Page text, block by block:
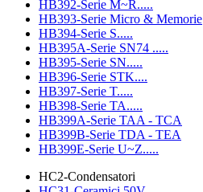
HB392-Serie M~R.....
HB393-Serie Micro & Memorie
HB394-Serie S.....
HB395A-Serie SN74 .....
HB395-Serie SN.....
HB396-Serie STK....
HB397-Serie T.....
HB398-Serie TA.....
HB399A-Serie TAA - TCA
HB399B-Serie TDA - TEA
HB399E-Serie U~Z.....
HC2-Condensatori